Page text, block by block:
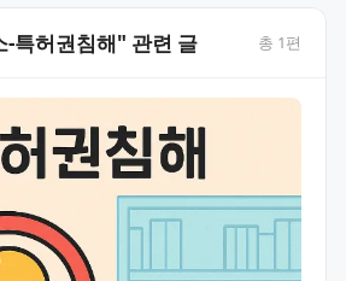
특허권침해" 관련 글 총 1편